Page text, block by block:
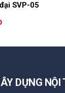
SVP-05
DỰNG